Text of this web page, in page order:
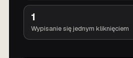
1
Wypisanie się jednym kliknięciem